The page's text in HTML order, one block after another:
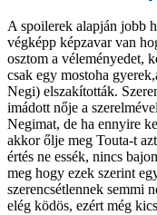
A spoilerek alapján jobb
végképp képzavar van
osztom a véleményedet,
csak egy mostoha
Negi) elszakították.
imádott nője a
Negimat, de ha ennyire
akkor őlje meg Touta-t
értés ne essék, nincs
meg hogy ezek szerint
szerencsétlennek semmi
elég ködös, ezért még